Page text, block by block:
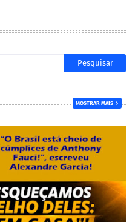
MOSTRAR MAIS